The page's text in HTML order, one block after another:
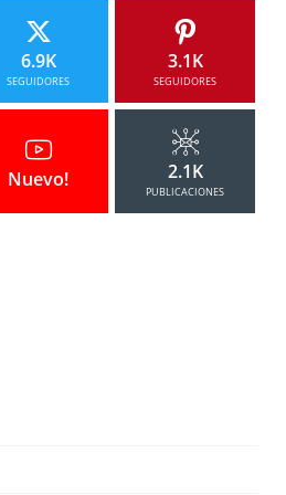
6.9K
SEGUIDORES
3.1K
SEGUIDORES
Nuevo! 2.1K
PUBLICACIONES